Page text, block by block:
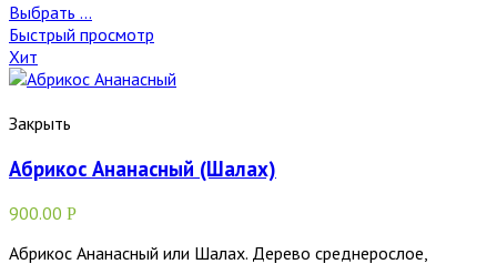
Выбрать ...
Быстрый просмотр
Хит
Закрыть
Абрикос Ананасный (Шалах)
900.00 Р
Абрикос Ананасный или Шалах. Дерево среднерослое,